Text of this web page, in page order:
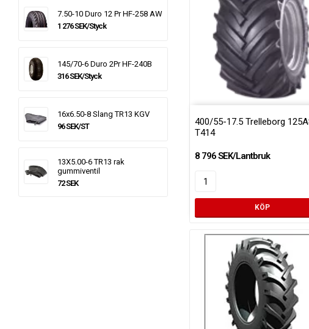
7.50-10 Duro 12 Pr HF-258 AW
1 276 SEK/Styck
145/70-6 Duro 2Pr HF-240B
316 SEK/Styck
16x6.50-8 Slang TR13 KGV
96 SEK/ST
13X5.00-6 TR13 rak
gummiventil
72 SEK
400/55-17.5 Trelleborg
T414
8 796 SEK/Lantbruk
KÖP